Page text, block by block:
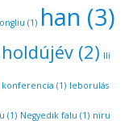
(1) han (3)
holdújév(2) Ili
konferencia (1) leborulás
(1) Negyedik falu (1) niru